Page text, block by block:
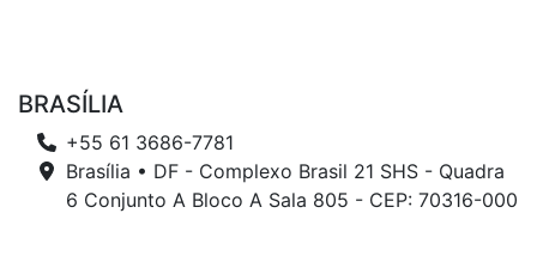
BRASÍLIA
+55 61 3686-7781
Brasília • DF - Complexo Brasil 21 SHS - Quadra
6 Conjunto A Bloco A Sala 805 - CEP: 70316-000